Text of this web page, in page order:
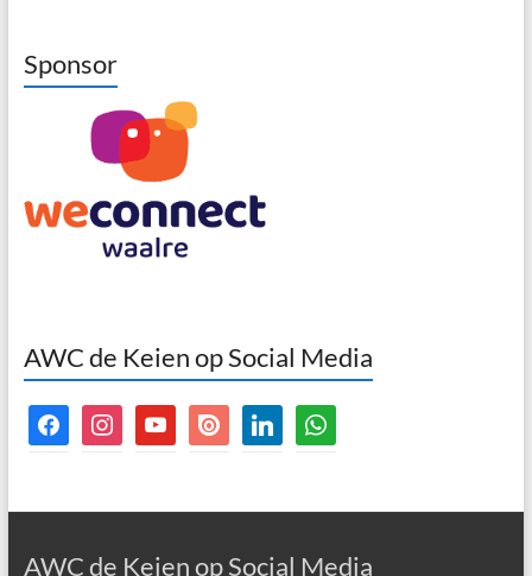
Sponsor
AWC de Keien op Social Media
facebookinstagramyoutubeissuu linkedinwhatsapp
AWC de Keien op Social Media